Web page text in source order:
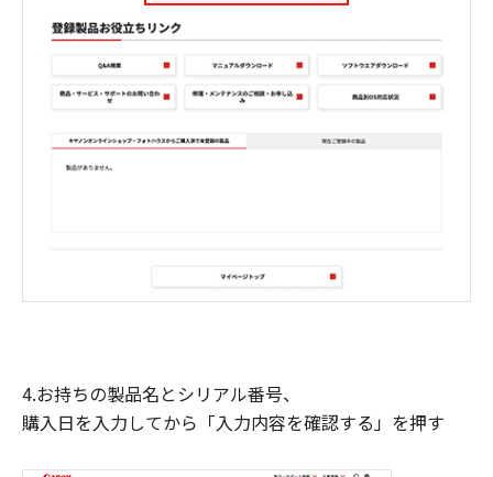
4.お持ちの製品名とシリアル番号、
購入日を入力してから「入力内容を確認する」を押す